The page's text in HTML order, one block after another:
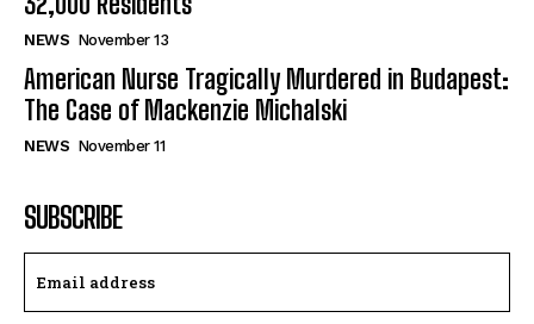
NEWS November 13
American Nurse Tragically Murdered in Budapest:
The Case of Mackenzie Michalski
NEWS November 11
SUBSCRIBE